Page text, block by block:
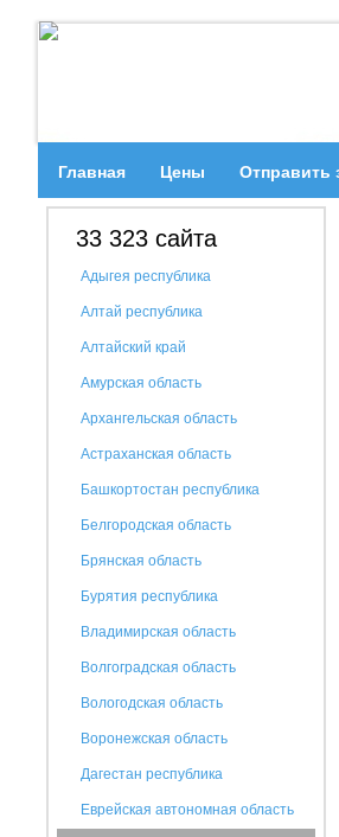
Главная Цены Отправить
33 323 сайта
Адыгея республика
Алтай республика
Алтайский край
Амурская область
Архангельская область
Астраханская область
Башкортостан республика
Белгородская область
Брянская область
Бурятия республика
Владимирская область
Волгоградская область
Вологодская область
Воронежская область
Дагестан республика
Еврейская автономная область